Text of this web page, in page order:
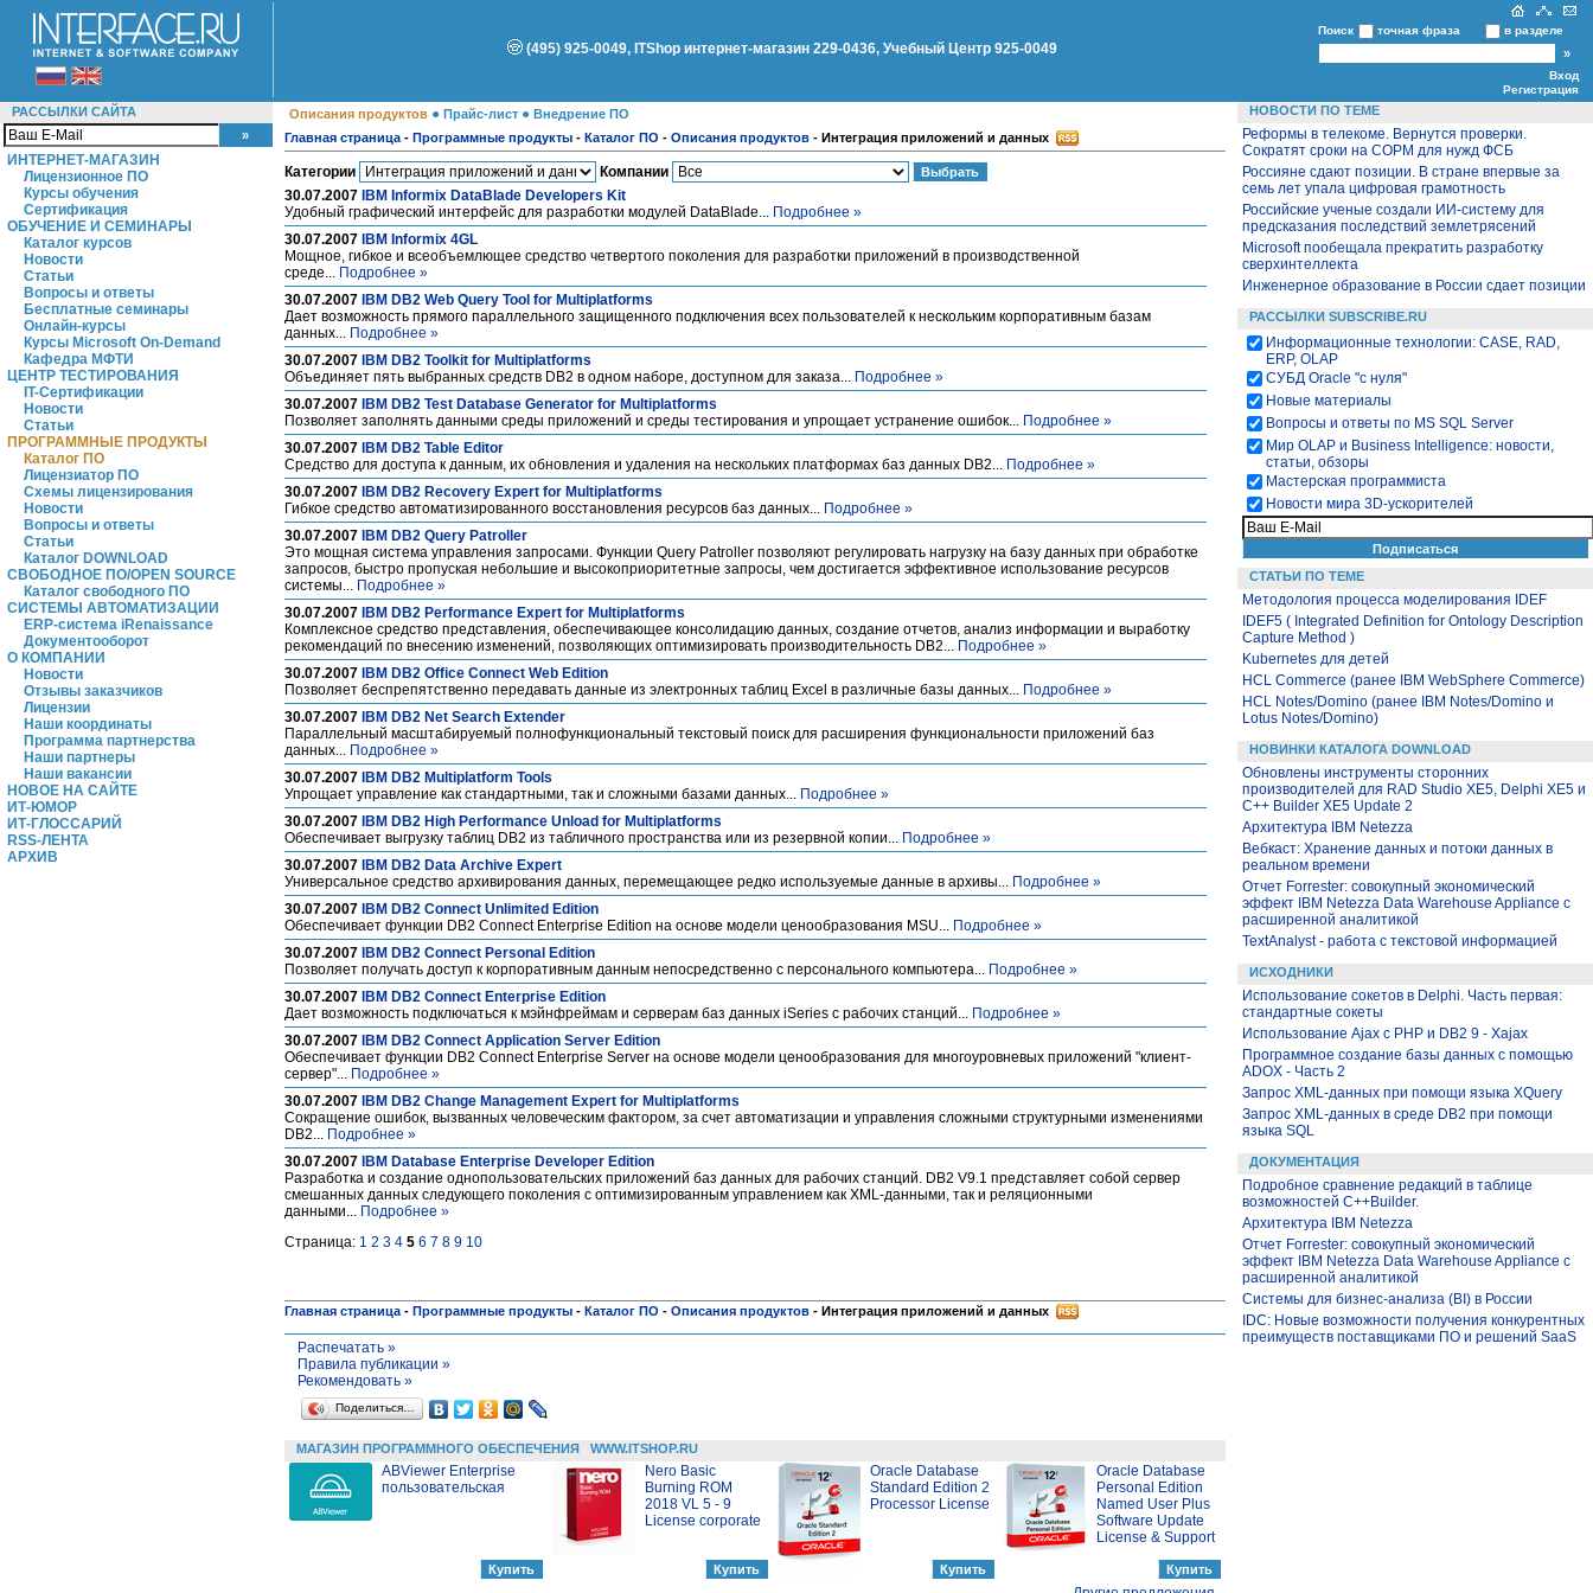
(495) 925-0049, ITShop интернет-магазин 229-0436, Учебный Центр 925-0049
Поиск точная фраза в разделе
Вход
Регистрация
РАССЫЛКИ САЙТА
ИНТЕРНЕТ-МАГАЗИН
Лицензионное ПО
Курсы обучения
Сертификация
ОБУЧЕНИЕ И СЕМИНАРЫ
Каталог курсов
Новости
Статьи
Вопросы и ответы
Бесплатные семинары
Онлайн-курсы
Курсы Microsoft On-Demand
Кафедра МФТИ
ЦЕНТР ТЕСТИРОВАНИЯ
IT-Сертификации
Новости
Статьи
ПРОГРАММНЫЕ ПРОДУКТЫ
Каталог ПО
Лицензиатор ПО
Схемы лицензирования
Новости
Вопросы и ответы
Статьи
Каталог DOWNLOAD
СВОБОДНОЕ ПО/OPEN SOURCE
Каталог свободного ПО
СИСТЕМЫ АВТОМАТИЗАЦИИ
ERP-система iRenaissance
Документооборот
О КОМПАНИИ
Новости
Отзывы заказчиков
Лицензии
Наши координаты
Программа партнерства
Наши партнеры
Наши вакансии
НОВОЕ НА САЙТЕ
ИТ-ЮМОР
ИТ-ГЛОССАРИЙ
RSS-ЛЕНТА
АРХИВ
Описания продуктов ● Прайс-лист ● Внедрение ПО
Главная страница - Программные продукты - Каталог ПО - Описания продуктов - Интеграция приложений и данных
Категории
Компании
30.07.2007 IBM Informix DataBlade Developers Kit
Удобный графический интерфейс для разработки модулей DataBlade... Подробнее »
30.07.2007 IBM Informix 4GL
Мощное, гибкое и всеобъемлющее средство четвертого поколения для разработки приложений в производственной
среде... Подробнее »
30.07.2007 IBM DB2 Web Query Tool for Multiplatforms
Дает возможность прямого параллельного защищенного подключения всех пользователей к нескольким корпоративным базам
данных... Подробнее »
30.07.2007 IBM DB2 Toolkit for Multiplatforms
Объединяет пять выбранных средств DB2 в одном наборе, доступном для заказа... Подробнее »
30.07.2007 IBM DB2 Test Database Generator for Multiplatforms
Позволяет заполнять данными среды приложений и среды тестирования и упрощает устранение ошибок... Подробнее »
30.07.2007 IBM DB2 Table Editor
Средство для доступа к данным, их обновления и удаления на нескольких платформах баз данных DB2... Подробнее »
30.07.2007 IBM DB2 Recovery Expert for Multiplatforms
Гибкое средство автоматизированного восстановления ресурсов баз данных... Подробнее »
30.07.2007 IBM DB2 Query Patroller
Это мощная система управления запросами. Функции Query Patroller позволяют регулировать нагрузку на базу данных при обработке
запросов, быстро пропуская небольшие и высокоприоритетные запросы, чем достигается эффективное использование ресурсов
системы... Подробнее »
30.07.2007 IBM DB2 Performance Expert for Multiplatforms
Комплексное средство представления, обеспечивающее консолидацию данных, создание отчетов, анализ информации и выработку
рекомендаций по внесению изменений, позволяющих оптимизировать производительность DB2... Подробнее »
30.07.2007 IBM DB2 Office Connect Web Edition
Позволяет беспрепятственно передавать данные из электронных таблиц Excel в различные базы данных... Подробнее »
30.07.2007 IBM DB2 Net Search Extender
Параллельный масштабируемый полнофункциональный текстовый поиск для расширения функциональности приложений баз
данных... Подробнее »
30.07.2007 IBM DB2 Multiplatform Tools
Упрощает управление как стандартными, так и сложными базами данных... Подробнее »
30.07.2007 IBM DB2 High Performance Unload for Multiplatforms
Обеспечивает выгрузку таблиц DB2 из табличного пространства или из резервной копии... Подробнее »
30.07.2007 IBM DB2 Data Archive Expert
Универсальное средство архивирования данных, перемещающее редко используемые данные в архивы... Подробнее »
30.07.2007 IBM DB2 Connect Unlimited Edition
Обеспечивает функции DB2 Connect Enterprise Edition на основе модели ценообразования MSU... Подробнее »
30.07.2007 IBM DB2 Connect Personal Edition
Позволяет получать доступ к корпоративным данным непосредственно с персонального компьютера... Подробнее »
30.07.2007 IBM DB2 Connect Enterprise Edition
Дает возможность подключаться к мэйнфреймам и серверам баз данных iSeries с рабочих станций... Подробнее »
30.07.2007 IBM DB2 Connect Application Server Edition
Обеспечивает функции DB2 Connect Enterprise Server на основе модели ценообразования для многоуровневых приложений "клиент-
сервер"... Подробнее »
30.07.2007 IBM DB2 Change Management Expert for Multiplatforms
Сокращение ошибок, вызванных человеческим фактором, за счет автоматизации и управления сложными структурными изменениями
DB2... Подробнее »
30.07.2007 IBM Database Enterprise Developer Edition
Разработка и создание однопользовательских приложений баз данных для рабочих станций. DB2 V9.1 представляет собой сервер
смешанных данных следующего поколения с оптимизированным управлением как XML-данными, так и реляционными
данными... Подробнее »
Страница: 1 2 3 4 5 6 7 8 9 10
Главная страница - Программные продукты - Каталог ПО - Описания продуктов - Интеграция приложений и данных
Распечатать »
Правила публикации »
Рекомендовать »
Поделиться…
МАГАЗИН ПРОГРАММНОГО ОБЕСПЕЧЕНИЯ WWW.ITSHOP.RU
ABViewer Enterprise
пользовательская
Nero Basic
Burning ROM
2018 VL 5 - 9
License corporate
Oracle Database
Standard Edition 2
Processor License
Oracle Database
Personal Edition
Named User Plus
Software Update
License & Support
НОВОСТИ ПО ТЕМЕ
Реформы в телекоме. Вернутся проверки.
Сократят сроки на СОРМ для нужд ФСБ
Россияне сдают позиции. В стране впервые за
семь лет упала цифровая грамотность
Российские ученые создали ИИ‑систему для
предсказания последствий землетрясений
Microsoft пообещала прекратить разработку
сверхинтеллекта
Инженерное образование в России сдает позиции
РАССЫЛКИ SUBSCRIBE.RU
Информационные технологии: CASE, RAD,
ERP, OLAP
СУБД Oracle "с нуля"
Новые материалы
Вопросы и ответы по MS SQL Server
Мир OLAP и Business Intelligence: новости,
статьи, обзоры
Мастерская программиста
Новости мира 3D-ускорителей
СТАТЬИ ПО ТЕМЕ
Методология процесса моделирования IDEF
IDEF5 ( Integrated Definition for Ontology Description
Capture Method )
Kubernetes для детей
HCL Commerce (ранее IBM WebSphere Commerce)
HCL Notes/Domino (ранее IBM Notes/Domino и
Lotus Notes/Domino)
НОВИНКИ КАТАЛОГА DOWNLOAD
Обновлены инструменты сторонних
производителей для RAD Studio XE5, Delphi XE5 и
C++ Builder XE5 Update 2
Архитектура IBM Netezza
Вебкаст: Хранение данных и потоки данных в
реальном времени
Отчет Forrester: совокупный экономический
эффект IBM Netezza Data Warehouse Appliance с
расширенной аналитикой
TextAnalyst - работа с текстовой информацией
ИСХОДНИКИ
Использование сокетов в Delphi. Часть первая:
стандартные сокеты
Использование Ajax с PHP и DB2 9 - Xajax
Программное создание базы данных с помощью
ADOX - Часть 2
Запрос XML-данных при помощи языка XQuery
Запрос XML-данных в среде DB2 при помощи
языка SQL
ДОКУМЕНТАЦИЯ
Подробное сравнение редакций в таблице
возможностей C++Builder.
Архитектура IBM Netezza
Отчет Forrester: совокупный экономический
эффект IBM Netezza Data Warehouse Appliance с
расширенной аналитикой
Системы для бизнес-анализа (BI) в России
IDC: Новые возможности получения конкурентных
преимуществ поставщиками ПО и решений SaaS